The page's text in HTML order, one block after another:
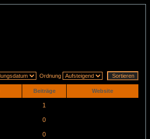
Ordnung
Beiträge Website
1
0
0